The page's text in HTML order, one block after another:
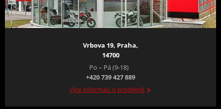
Vrbova 19, Praha,
14700
Po – Pá (9-18)
+420 739 427 889
Více informací o prodejně